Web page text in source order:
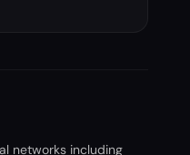
networks including